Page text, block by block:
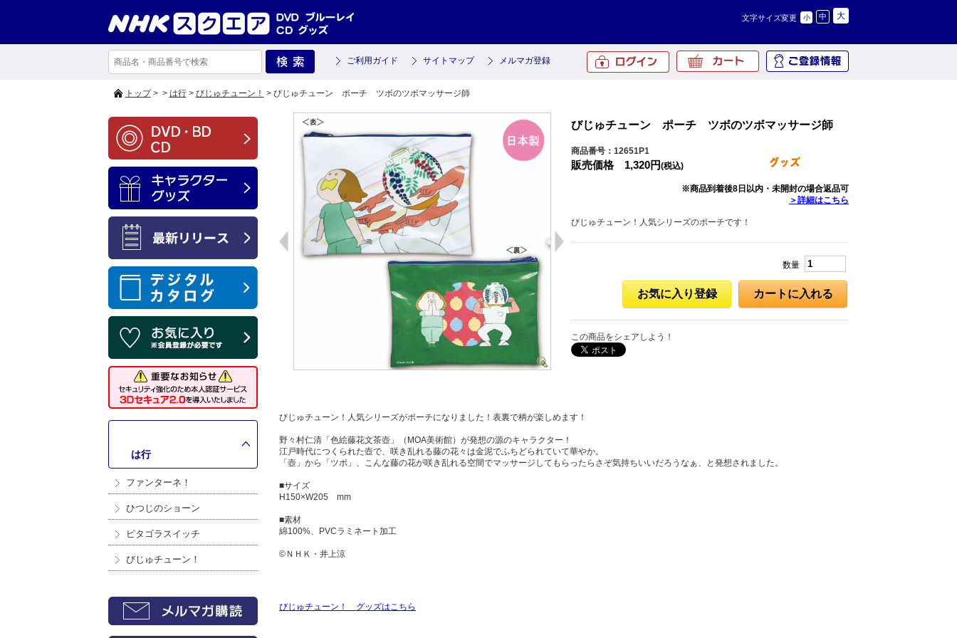
文字サイズ変更 小 中 大
ご利用ガイド サイトマップ メルマガ登録
トップ> > は行> びじゅチューン！ > びじゅチューン ポーチ ツボのツボマッサージ師
は行
ファンターネ！
ひつじのショーン
ピタゴラスイッチ
びじゅチューン！
びじゅチューン ポーチ ツボのツボマッサージ師
商品番号：12651P1
販売価格 1,320円(税込)
※商品到着後8日以内・未開封の場合返品可
＞詳細はこちら
びじゅチューン！人気シリーズのポーチです！
数量
カートに入れる
お気に入り登録
この商品をシェアしよう！
びじゅチューン！人気シリーズがポーチになりました！表裏で柄が楽しめます！
野々村仁清「色絵藤花文茶壺」（MOA美術館）が発想の源のキャラクター！
江戸時代につくられた壺で、咲き乱れる藤の花々は金泥でふちどられていて華やか。
「壺」から「ツボ」、こんな藤の花が咲き乱れる空間でマッサージしてもらったらさぞ気持ちいいだろうなぁ、と発想されました。
■サイズ
H150×W205 mm
■素材
綿100%、PVCラミネート加工
©ＮＨＫ・井上涼
びじゅチューン！ グッズはこちら